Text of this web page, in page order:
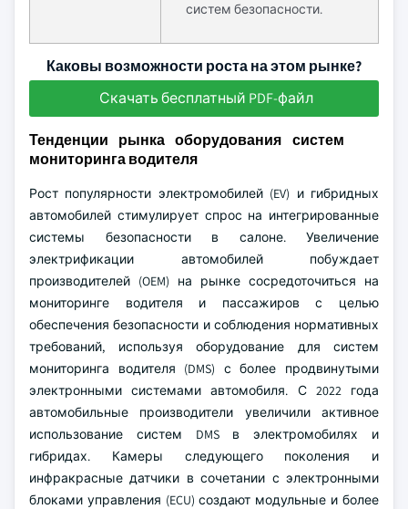
систем безопасности.
Каковы возможности роста на этом рынке?
Скачать бесплатный PDF-файл
Тенденции рынка оборудования систем
мониторинга водителя
Рост популярности электромобилей (EV) и гибридных
автомобилей стимулирует спрос на интегрированные
системы безопасности в салоне. Увеличение
электрификации автомобилей побуждает
производителей (OEM) на рынке сосредоточиться на
мониторинге водителя и пассажиров с целью
обеспечения безопасности и соблюдения нормативных
требований, используя оборудование для систем
мониторинга водителя (DMS) с более продвинутыми
электронными системами автомобиля. С 2022 года
автомобильные производители увеличили активное
использование систем DMS в электромобилях и
гибридах. Камеры следующего поколения и
инфракрасные датчики в сочетании с электронными
блоками управления (ECU) создают модульные и более